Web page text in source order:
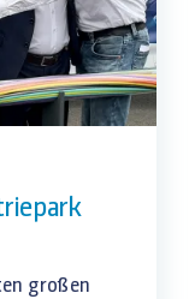
großen